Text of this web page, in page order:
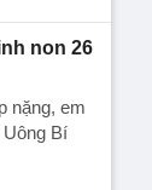
non 26
nặng, em
Bí